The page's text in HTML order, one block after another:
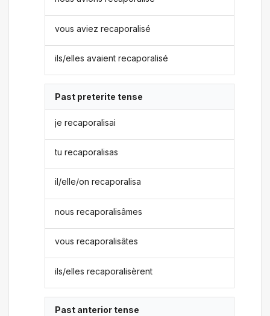
vous aviez recaporalisé
ils/elles avaient recaporalisé
Past preterite tense
je recaporalisai
tu recaporalisas
il/elle/on recaporalisa
nous recaporalisâmes
vous recaporalisâtes
ils/elles recaporalisèrent
Past anterior tense